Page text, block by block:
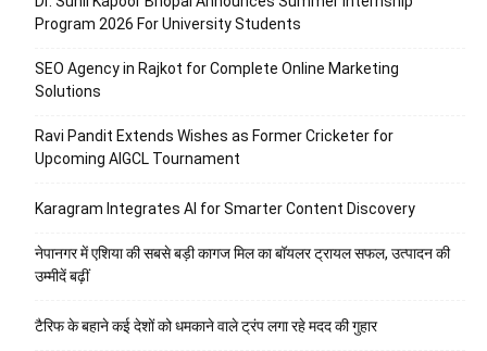
Program 2026 For University Students
SEO Agency in Rajkot for Complete Online Marketing
Solutions
Ravi Pandit Extends Wishes as Former Cricketer for
Upcoming AIGCL Tournament
Karagram Integrates AI for Smarter Content Discovery
नेपानगर में एशिया की सबसे बड़ी कागज मिल का बॉयलर ट्रायल सफल, उत्पादन की
उम्मीदें बढ़ीं
टैरिफ के बहाने कई देशों को धमकाने वाले ट्रंप लगा रहे मदद की गुहार